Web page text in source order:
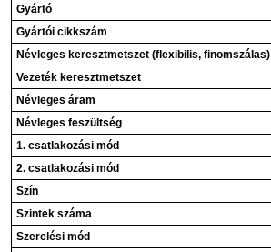
Gyártó
Gyártói cikkszám
Névleges keresztmetszet (flexibilis, finomszálas)
Vezeték keresztmetszet
Névleges áram
Névleges feszültség
1. csatlakozási mód
2. csatlakozási mód
Szín
Szintek száma
Szerelési mód